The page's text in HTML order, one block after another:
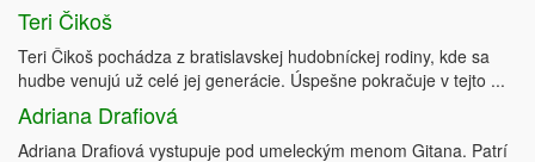
Teri Čikoš
Teri Čikoš pochádza z bratislavskej hudobníckej rodiny, kde sa
hudbe venujú už celé jej generácie. Úspešne pokračuje v tejto ...
Adriana Drafiová
Adriana Drafiová vystupuje pod umeleckým menom Gitana. Patrí